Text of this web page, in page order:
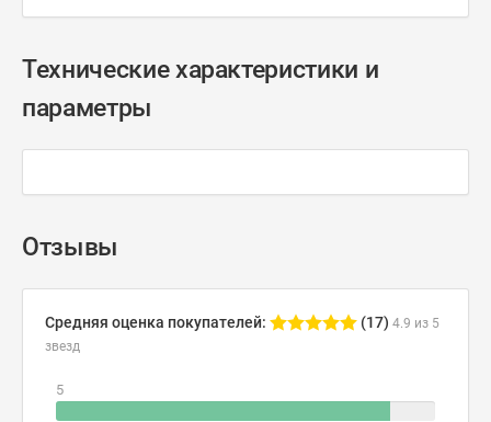
Технические характеристики и
параметры
Отзывы
Средняя оценка покупателей: (17) 4.9 из 5
звезд
5